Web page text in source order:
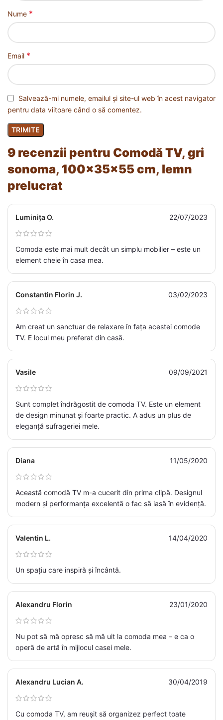
9 recenzii pentru Comodă TV, gri
sonoma, 100x35x55 cm, lemn
prelucrat
Luminița O. 22/07/2023
Comoda este mai mult decât un simplu mobilier – este un
element cheie în casa mea.
Constantin Florin J. 03/02/2023
Am creat un sanctuar de relaxare în fața acestei comode
TV. E locul meu preferat din casă.
Vasile 09/09/2021
Sunt complet îndrăgostit de comoda TV. Este un element
de design minunat și foarte practic. A adus un plus de
eleganță sufrageriei mele.
Diana 11/05/2020
Această comodă TV m-a cucerit din prima clipă. Designul
modern și performanța excelentă o fac să iasă în evidență.
Valentin L. 14/04/2020
Un spațiu care inspiră și încântă.
Alexandru Florin 23/01/2020
Nu pot să mă opresc să mă uit la comoda mea – e ca o
operă de artă în mijlocul casei mele.
Alexandru Lucian A. 30/04/2019
Cu comoda TV, am reușit să organizez perfect toate
Nume *
Email *
Salvează-mi numele, emailul și site-ul web în acest navigator
pentru data viitoare când o să comentez.